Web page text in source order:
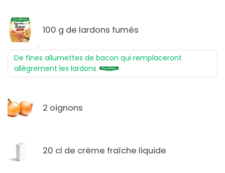
100 g de lardons fumés
De fines allumettes de bacon qui remplaceront
allègrement les lardons
2 oignons
20 cl de crème fraîche liquide